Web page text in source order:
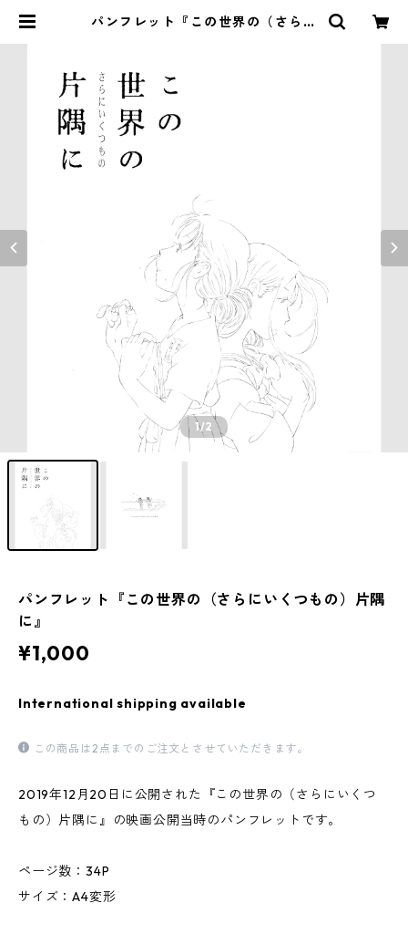
パンフレット『この世界の（さらに
1/2
パンフレット『この世界の（さらにいくつもの）片隅
に』
¥1,000
International shipping available
この商品は2点までのご注文とさせていただきます。
2019年12月20日に公開された『この世界の（さらにいくつ
もの）片隅に』の映画公開当時のパンフレットです。
ページ数：34P
サイズ：A4変形